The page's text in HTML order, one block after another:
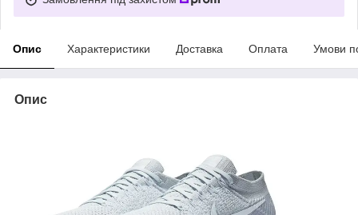
Опис Характеристики Доставка Оплата Умови
Опис